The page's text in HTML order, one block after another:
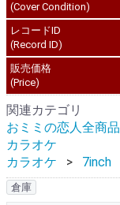
(Cover Condition)
レコードID
(Record ID)
販売価格
(Price)
関連カテゴリ
おミミの恋人全商品
カラオケ
カラオケ
7inch
倉庫